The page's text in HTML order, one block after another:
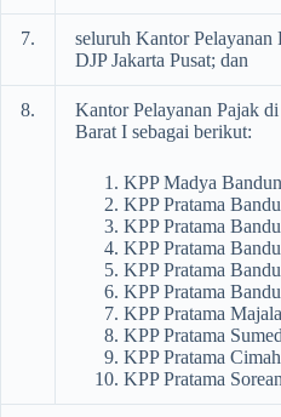
7.
seluruh Kantor
DJP Jakarta Pusat; dan
8.
Kantor Pelayanan Pajak
Barat I sebagai berikut:
KPP Madya
KPP Pratama
KPP Pratama
KPP Pratama
KPP Pratama
KPP Pratama
KPP Pratama
KPP Pratama
KPP Pratama
KPP Pratama